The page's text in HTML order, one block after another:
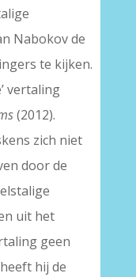
Nabokov de
te kijken.
vertaling
(2012).
zich niet
door de
uit het
geen
hij de